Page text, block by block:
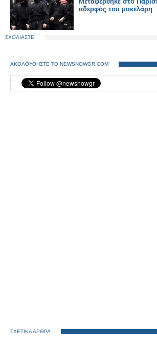
αδερφός του μακελάρη
ΣΧΟΛΙΑΣΤΕ
ΑΚΟΛΟΥΘΗΣΤΕ ΤΟ NEWSNOWGR.COM
ΣΧΕΤΙΚΑ ΑΡΘΡΑ